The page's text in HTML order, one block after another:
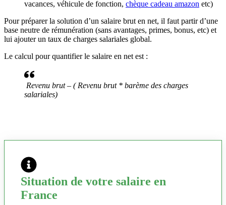
vacances, véhicule de fonction, chèque cadeau amazon etc)
Pour préparer la solution d’un salaire brut en net, il faut partir d’une
base neutre de rémunération (sans avantages, primes, bonus, etc) et
lui ajouter un taux de charges salariales global.
Le calcul pour quantifier le salaire en net est :
Revenu brut – ( Revenu brut * barème des charges
salariales)
Situation de votre salaire en
France